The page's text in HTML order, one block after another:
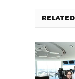
RELATED